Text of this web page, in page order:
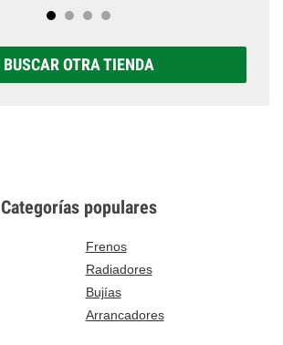
BUSCAR OTRA TIENDA
Categorías populares
Frenos
Radiadores
Bujías
Arrancadores